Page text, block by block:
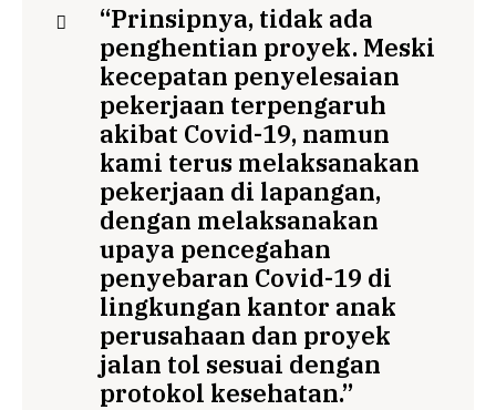
“Prinsipnya, tidak ada
penghentian proyek. Meski
kecepatan penyelesaian
pekerjaan terpengaruh
akibat Covid-19, namun
kami terus melaksanakan
pekerjaan di lapangan,
dengan melaksanakan
upaya pencegahan
penyebaran Covid-19 di
lingkungan kantor anak
perusahaan dan proyek
jalan tol sesuai dengan
protokol kesehatan.”